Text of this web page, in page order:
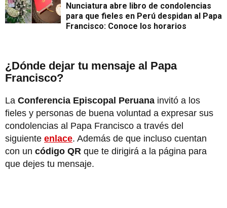
Nunciatura abre libro de condolencias
para que fieles en Perú despidan al Papa
Francisco: Conoce los horarios
¿Dónde dejar tu mensaje al Papa
Francisco?
La Conferencia Episcopal Peruana invitó a los
fieles y personas de buena voluntad a expresar sus
condolencias al Papa Francisco a través del
siguiente enlace. Además de que incluso cuentan
con un código QR que te dirigirá a la página para
que dejes tu mensaje.